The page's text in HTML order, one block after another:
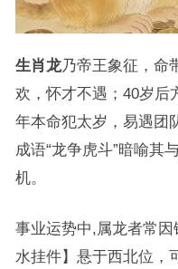
生肖龙乃帝王象征，命
欢，怀才不遇；40岁后
年本命犯太岁，易遇团
成语“龙争虎斗”暗喻其
机。
事业运势中,属龙者常
水挂件】悬于西北位，